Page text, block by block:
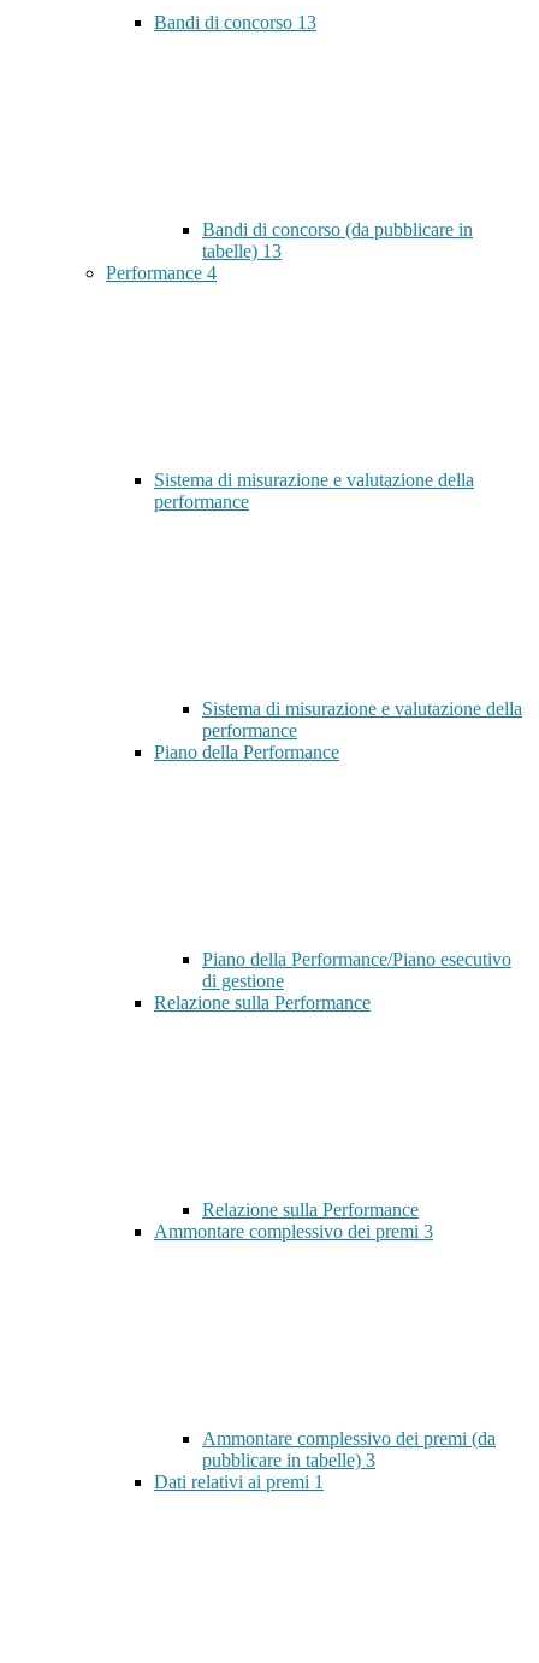
Bandi di concorso 13
Bandi di concorso (da pubblicare in
tabelle) 13
Performance 4
Sistema di misurazione e valutazione della
performance
Sistema di misurazione e valutazione della
performance
Piano della Performance
Piano della Performance/Piano esecutivo
di gestione
Relazione sulla Performance
Relazione sulla Performance
Ammontare complessivo dei premi 3
Ammontare complessivo dei premi (da
pubblicare in tabelle) 3
Dati relativi ai premi 1